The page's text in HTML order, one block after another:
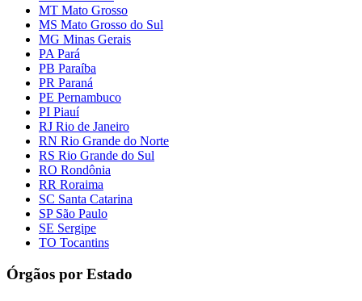
MT Mato Grosso
MS Mato Grosso do Sul
MG Minas Gerais
PA Pará
PB Paraíba
PR Paraná
PE Pernambuco
PI Piauí
RJ Rio de Janeiro
RN Rio Grande do Norte
RS Rio Grande do Sul
RO Rondônia
RR Roraima
SC Santa Catarina
SP São Paulo
SE Sergipe
TO Tocantins
Órgãos por Estado